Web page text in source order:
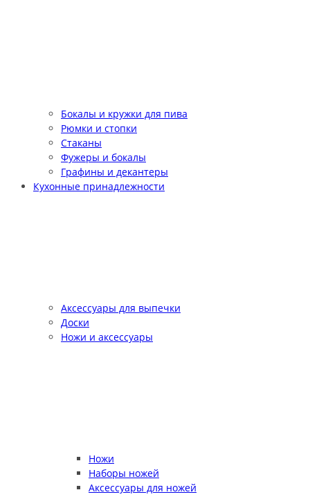
Бокалы и кружки для пива
Рюмки и стопки
Стаканы
Фужеры и бокалы
Графины и декантеры
Кухонные принадлежности
Аксессуары для выпечки
Доски
Ножи и аксессуары
Ножи
Наборы ножей
Аксессуары для ножей